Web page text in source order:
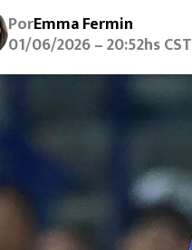
PorEmma Fermin
01/06/2026 – 20:52hs CST